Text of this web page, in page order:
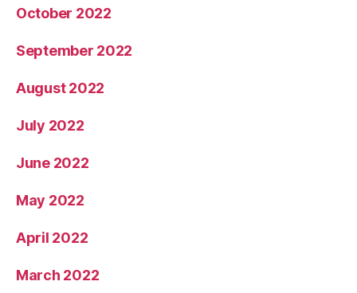
October 2022
September 2022
August 2022
July 2022
June 2022
May 2022
April 2022
March 2022